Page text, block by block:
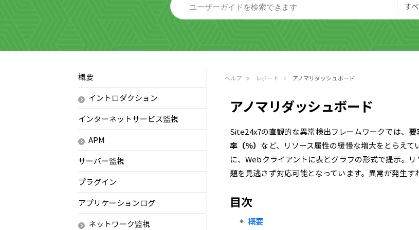
す
概要
イントロダクション
インターネットサービス監視
APM
サーバー監視
プラグイン
アプリケーションログ
ネットワーク監視
ヘルプ レポート アノマリダッシュボード
アノマリダッシュボード
Site24x7の直観的な異常検出フレームワークでは、
率（％） など、リソース属性の緩慢な増大をとらえ
に、Webクライアントに表とグラフの形式で提示。
題を見逃さず対応可能となっています。異常が発生
目次
概要